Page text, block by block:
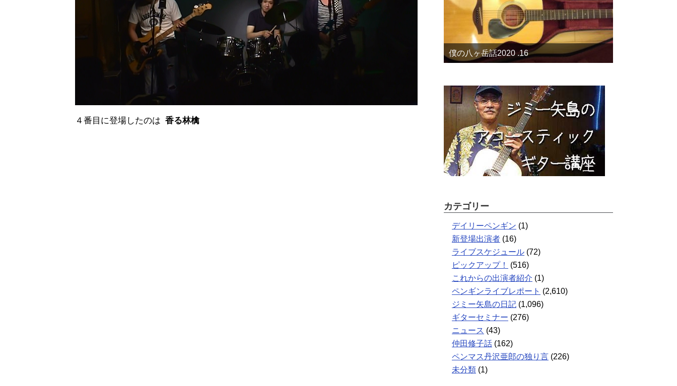
４番目に登場したのは 香る林檎
僕の八ヶ岳話2020 .16
カテゴリー
デイリーペンギン (1)
新登場出演者 (16)
ライブスケジュール (72)
ピックアップ！
(516)
これからの出演者紹介 (1)
ペンギンライブレポート (2,610)
ジミー矢島の日記 (1,096)
ギターセミナー (276)
ニュース (43)
仲田修子話 (162)
ペンマス丹沢亜郎の独り言 (226)
未分類 (1)